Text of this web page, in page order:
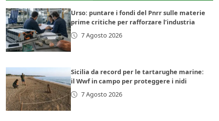
Urso: puntare i fondi del Pnrr sulle materie
prime critiche per rafforzare l’industria
7 Agosto 2026
Sicilia da record per le tartarughe marine:
il Wwf in campo per proteggere i nidi
7 Agosto 2026